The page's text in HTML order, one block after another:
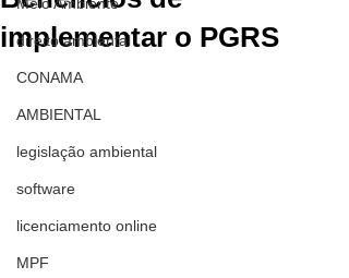
direito ambiental
CONAMA
AMBIENTAL
legislação ambiental
software
licenciamento online
MPF
implementar o PGRS